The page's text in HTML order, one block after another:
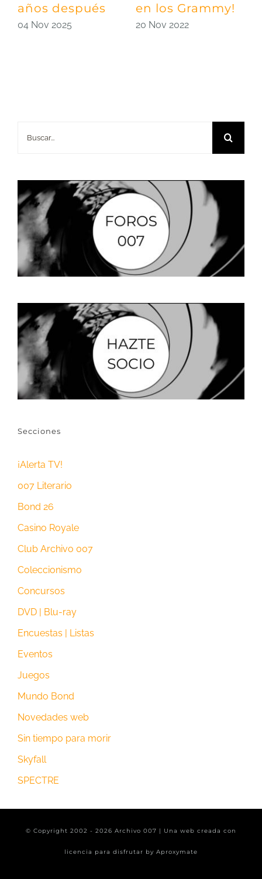
años después
04 Nov 2025
en los Grammy!
20 Nov 2022
Secciones
¡Alerta TV!
007 Literario
Bond 26
Casino Royale
Club Archivo 007
Coleccionismo
Concursos
DVD | Blu-ray
Encuestas | Listas
Eventos
Juegos
Mundo Bond
Novedades web
Sin tiempo para morir
Skyfall
SPECTRE
© Copyright 2002 - 2026 Archivo 007 | Una web creada con
licencia para disfrutar by Aproxymate